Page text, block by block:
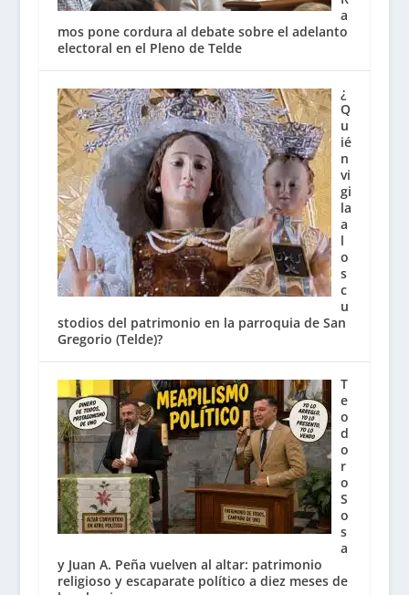
a
mos pone cordura al debate sobre el adelanto
electoral en el Pleno de Telde
¿
Q
u
ié
n
vi
gi
la
a
l
o
s
c
u
stodios del patrimonio en la parroquia de San
Gregorio (Telde)?
T
e
o
d
o
r
o
S
o
s
a
y Juan A. Peña vuelven al altar: patrimonio
religioso y escaparate político a diez meses de